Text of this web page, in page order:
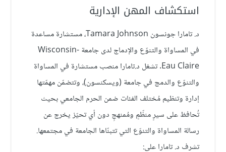
استكشاف المهن الإدارية
د. تامارا جونسون Tamara Johnson، مستشارة مساعدة
في المساواة والتنوّع والإدماج لدى جامعة Wisconsin-
Eau Claire. تشغل د.تامارا منصب مستشارة في المساواة
والتنوّع والدمج في جامعة (ويسكنسون)، وتتضمّن مهمّتها
إدارة وتنظيم مُختلف الفئات ضمن الحرم الجامعي بحيث
تُحافظ على سيرٍ منظّمٍ ومُمنهجٍ دون أي تحيّز يخرج عن
رسالة المساواة والتنوّع التي تتبنّاها الجامعة في مجتمعها.
تشرف د. تامارا على: